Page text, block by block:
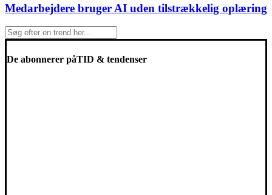
Medarbejdere bruger AI uden tilstrækkelig oplæring
De abonnerer påTID & tendenser